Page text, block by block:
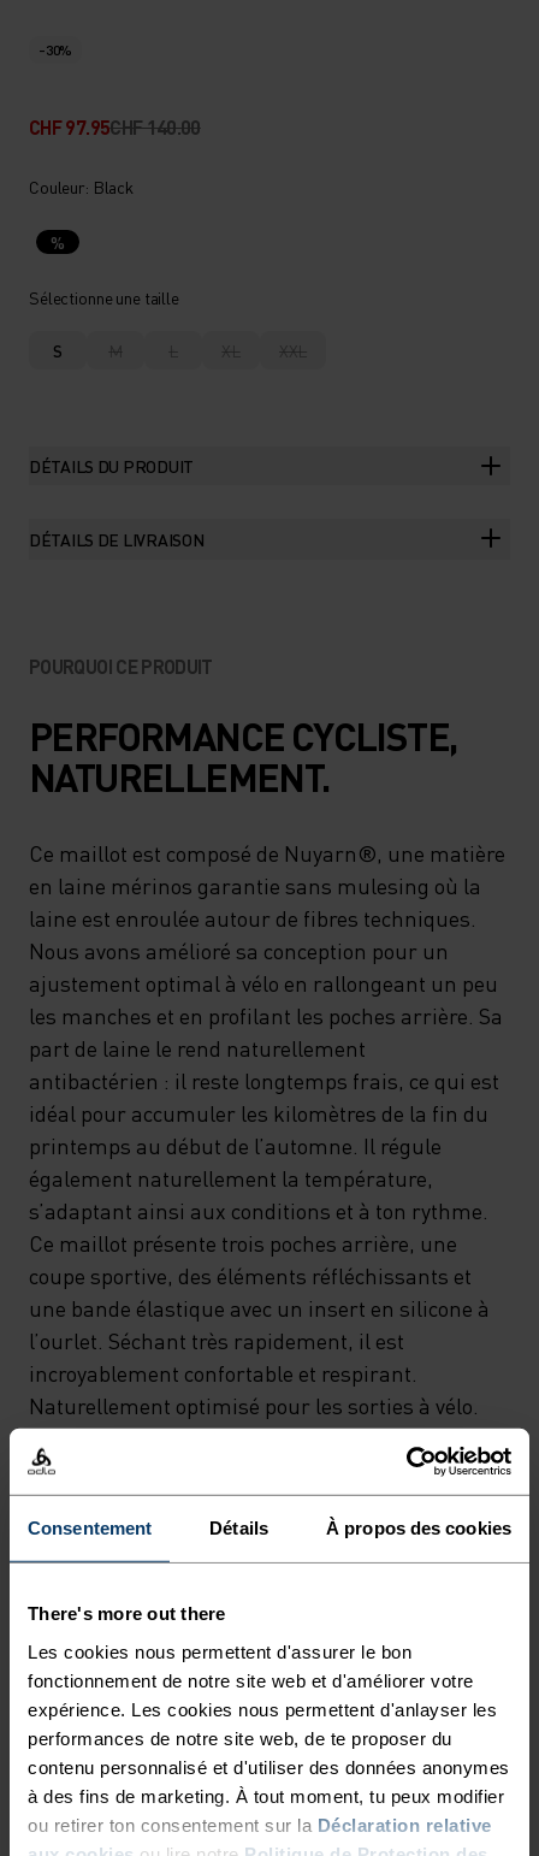
Consentement Détails À propos des cookies
There's more out there
Les cookies nous permettent d'assurer le bon
fonctionnement de notre site web et d'améliorer votre
expérience. Les cookies nous permettent d'anlayser les
performances de notre site web, de te proposer du
contenu personnalisé et d'utiliser des données anonymes
à des fins de marketing. À tout moment, tu peux modifier
ou retirer ton consentement sur la Déclaration relative
-30%
CHF 97.95CHF 140.00
Couleur: Black
%
Sélectionne une taille
S M L XL XXL
DÉTAILS DU PRODUIT
DÉTAILS DE LIVRAISON
POURQUOI CE PRODUIT
PERFORMANCE CYCLISTE,
NATURELLEMENT.
Ce maillot est composé de Nuyarn®, une matière
en laine mérinos garantie sans mulesing où la
laine est enroulée autour de fibres techniques.
Nous avons amélioré sa conception pour un
ajustement optimal à vélo en rallongeant un peu
les manches et en profilant les poches arrière. Sa
part de laine le rend naturellement
antibactérien : il reste longtemps frais, ce qui est
idéal pour accumuler les kilomètres de la fin du
printemps au début de l’automne. Il régule
également naturellement la température,
s’adaptant ainsi aux conditions et à ton rythme.
Ce maillot présente trois poches arrière, une
coupe sportive, des éléments réfléchissants et
une bande élastique avec un insert en silicone à
l’ourlet. Séchant très rapidement, il est
incroyablement confortable et respirant.
Naturellement optimisé pour les sorties à vélo.
DES ÉCHAPPÉES AU-DELÀ
DES SAISONS.
Vêtements de cyclisme conçus pour le confort.
Inspirés par la route, toutes les routes.
NIVEAU D'ACTIVITÉ